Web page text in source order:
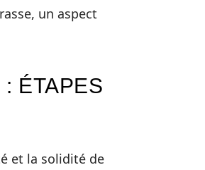
un aspect
ÉTAPES
et la solidité de